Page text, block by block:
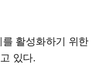
활성화하기 위한
있다.